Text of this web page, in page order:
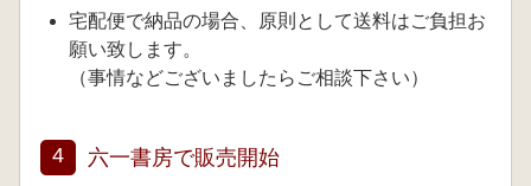
宅配便で納品の場合、原則として送料はご負担お
願い致します。
（事情などございましたらご相談下さい）
4 六一書房で販売開始